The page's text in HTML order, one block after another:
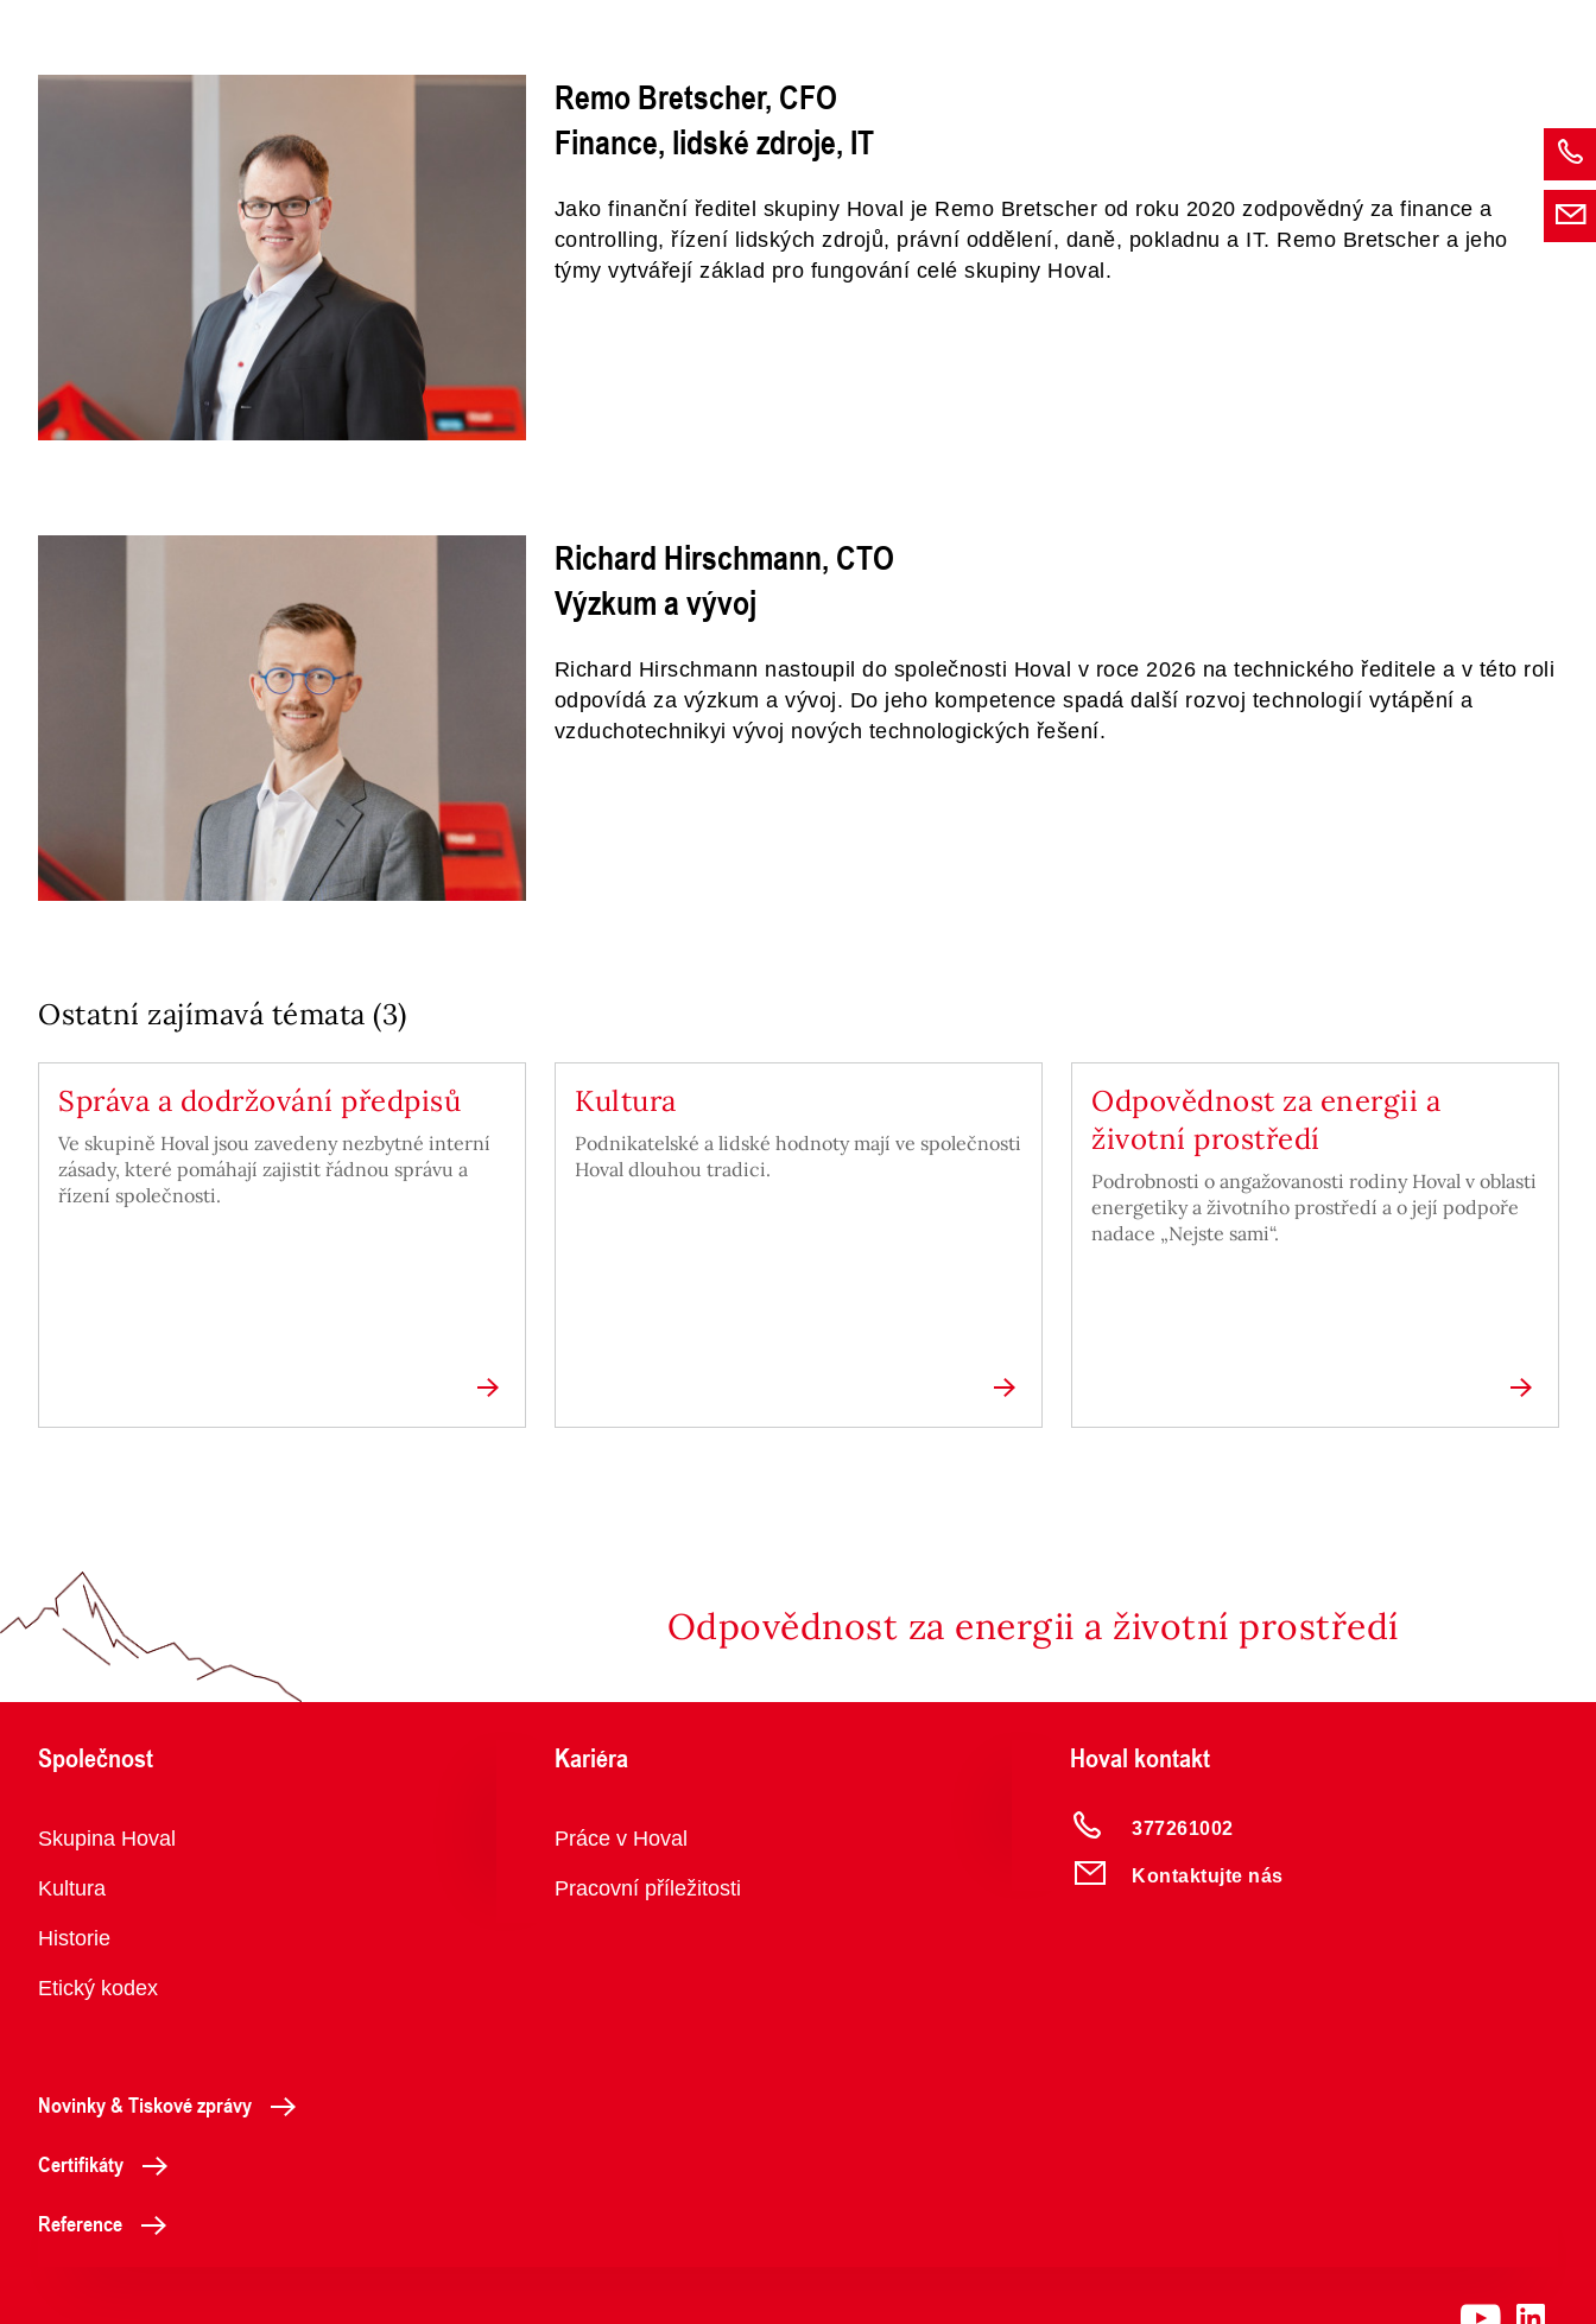
Remo Bretscher, CFO
Finance, lidské zdroje, IT
Jako finanční ředitel skupiny Hoval je Remo Bretscher od roku 2020 zodpovědný za finance a
controlling, řízení lidských zdrojů, právní oddělení, daně, pokladnu a IT. Remo Bretscher a jeho
týmy vytvářejí základ pro fungování celé skupiny Hoval.
Richard Hirschmann, CTO
Výzkum a vývoj
Richard Hirschmann nastoupil do společnosti Hoval v roce 2026 na technického ředitele a v této roli
odpovídá za výzkum a vývoj. Do jeho kompetence spadá další rozvoj technologií vytápění a
vzduchotechnikyi vývoj nových technologických řešení.
Ostatní zajímavá témata (3)
Správa a dodržování předpisů
Ve skupině Hoval jsou zavedeny nezbytné interní
zásady, které pomáhají zajistit řádnou správu a
řízení společnosti.
Kultura
Podnikatelské a lidské hodnoty mají ve společnosti
Hoval dlouhou tradici.
Odpovědnost za energii a
životní prostředí
Podrobnosti o angažovanosti rodiny Hoval v oblasti
energetiky a životního prostředí a o její podpoře
nadace „Nejste sami“.
Odpovědnost za energii a životní prostředí
Společnost
Přehled
Skupina Hoval
Kultura
Historie
Etický kodex
Kariéra
Přehled
Práce v Hoval
Pracovní příležitosti
Hoval kontakt
377261002
Kontaktujte nás
Novinky & Tiskové zprávy
Certifikáty
Reference